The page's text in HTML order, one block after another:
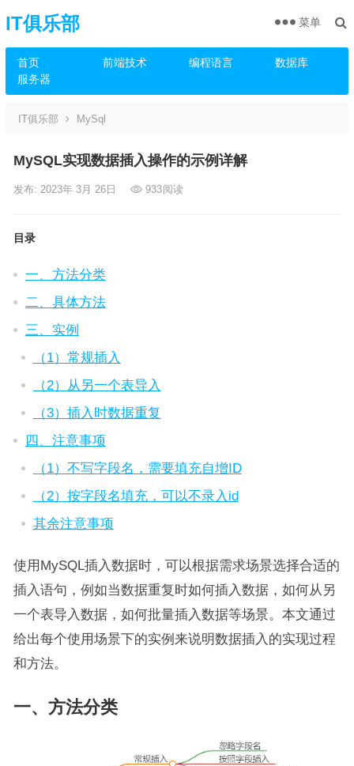
IT俱乐部
首页 前端技术 编程语言
数据库
服务器
菜单
IT俱乐部 MySql
MySQL实现数据插入操作的示例详解
发布: 2023年 3月 26日 933阅读
目录
一、方法分类
二、具体方法
三、实例
（1）常规插入
（2）从另一个表导入
（3）插入时数据重复
四、注意事项
（1）不写字段名，需要填充自增ID
（2）按字段名填充，可以不录入id
其余注意事项
使用MySQL插入数据时，可以根据需求场景选择合适的
插入语句，例如当数据重复时如何插入数据，如何从另
一个表导入数据，如何批量插入数据等场景。本文通过
给出每个使用场景下的实例来说明数据插入的实现过程
和方法。
一、方法分类